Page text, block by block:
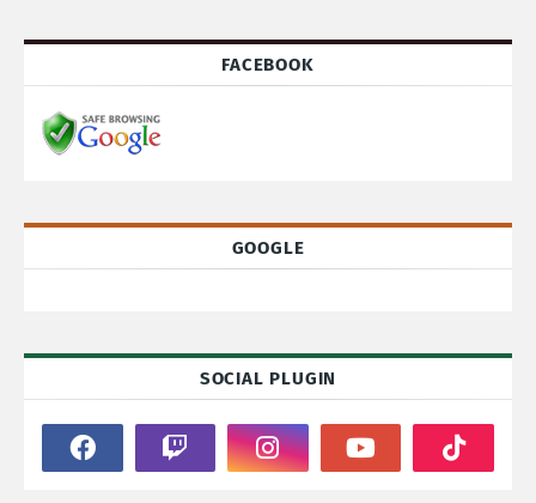
FACEBOOK
GOOGLE
SOCIAL PLUGIN